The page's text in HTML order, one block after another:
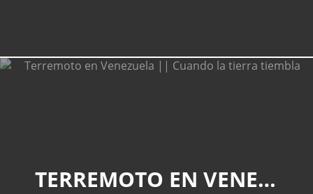
TERREMOTO EN VENEZUELA || CUANDO LA TIERRA TIEMBLA
Actualidad(227)